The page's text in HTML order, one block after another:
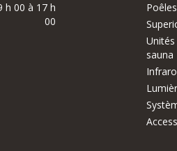
h 00 à 17 h
00
sauna